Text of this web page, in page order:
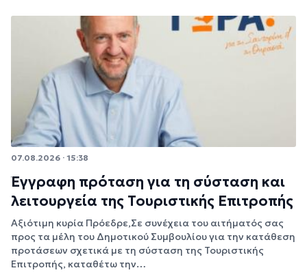
07.08.2026 · 15:38
Έγγραφη πρόταση για τη σύσταση και
λειτουργεία της Τουριστικής Επιτροπής
Αξιότιμη κυρία Πρόεδρε,Σε συνέχεια του αιτήματός σας
προς τα μέλη του Δημοτικού Συμβουλίου για την κατάθεση
προτάσεων σχετικά με τη σύσταση της Τουριστικής
Επιτροπής, καταθέτω την…